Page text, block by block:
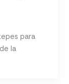
para
la